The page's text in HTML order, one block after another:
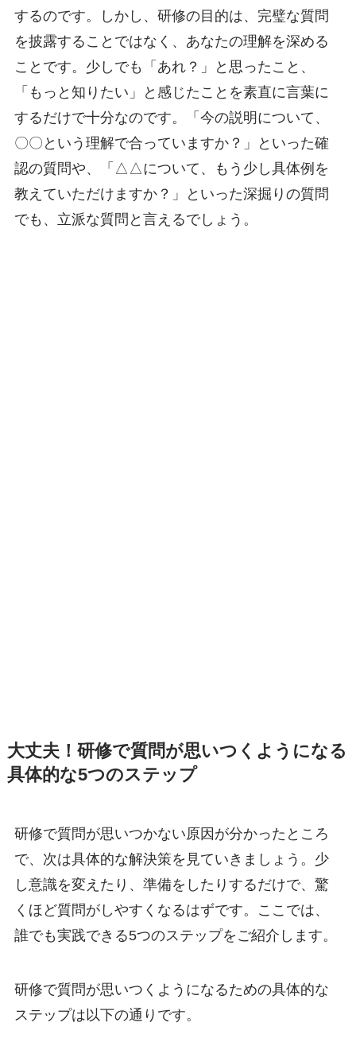
するのです。しかし、研修の目的は、完璧な質問
を披露することではなく、あなたの理解を深める
ことです。少しでも「あれ？」と思ったこと、
「もっと知りたい」と感じたことを素直に言葉に
するだけで十分なのです。「今の説明について、
〇〇という理解で合っていますか？」といった確
認の質問や、「△△について、もう少し具体例を
教えていただけますか？」といった深掘りの質問
でも、立派な質問と言えるでしょう。
大丈夫！研修で質問が思いつくようになる
具体的な5つのステップ
研修で質問が思いつかない原因が分かったところ
で、次は具体的な解決策を見ていきましょう。少
し意識を変えたり、準備をしたりするだけで、驚
くほど質問がしやすくなるはずです。ここでは、
誰でも実践できる5つのステップをご紹介します。
研修で質問が思いつくようになるための具体的な
ステップは以下の通りです。